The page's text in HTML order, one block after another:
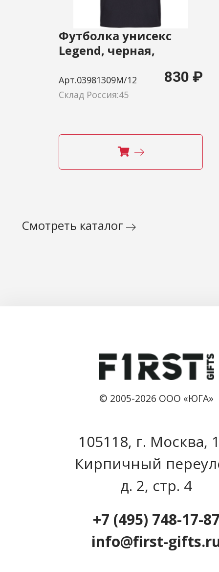
Футболка унисекс
Legend, черная,
Арт.03981309M/12 830 ₽
Склад Россия:45
Смотреть каталог
© 2005-2026 ООО «ЮГА»
105118, г. Москва,
Кирпичный
д. 2, стр. 4
+7 (495) 748-17-
info@first-